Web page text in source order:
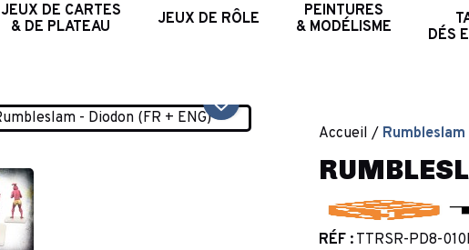
JEUX DE CARTES
& DE PLATEAU
JEUX DE RÔLE
PEINTURES
& MODÉLISME
DÉS
favorite_border
Accueil Rumbleslam
RÉF : TTRSR-PD8-